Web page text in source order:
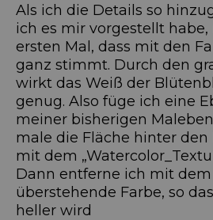
Als ich die Details so
ich es mir vorgestellt
ersten Mal, dass mit den
ganz stimmt. Durch den
wirkt das Weiß der
genug. Also füge ich eine
meiner bisherigen
male die Fläche hinter
mit dem
Dann entferne ich mit dem
überstehende Farbe, so
heller wird